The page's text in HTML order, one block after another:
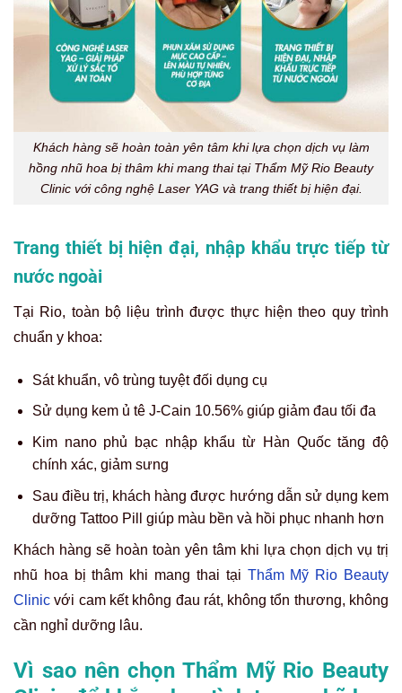
Khách hàng sẽ hoàn toàn yên tâm khi lựa chọn dịch vụ làm
hồng nhũ hoa bị thâm khi mang thai tại Thẩm Mỹ Rio Beauty
Clinic với công nghệ Laser YAG và trang thiết bị hiện đại.
Trang thiết bị hiện đại, nhập khẩu trực tiếp từ
nước ngoài
Tại Rio, toàn bộ liệu trình được thực hiện theo quy trình
chuẩn y khoa:
Sát khuẩn, vô trùng tuyệt đối dụng cụ
Sử dụng kem ủ tê J-Cain 10.56% giúp giảm đau tối đa
Kim nano phủ bạc nhập khẩu từ Hàn Quốc tăng độ
chính xác, giảm sưng
Sau điều trị, khách hàng được hướng dẫn sử dụng kem
dưỡng Tattoo Pill giúp màu bền và hồi phục nhanh hơn
Khách hàng sẽ hoàn toàn yên tâm khi lựa chọn dịch vụ trị
nhũ hoa bị thâm khi mang thai tại Thẩm Mỹ Rio Beauty
Clinic với cam kết không đau rát, không tổn thương, không
cần nghỉ dưỡng lâu.
Vì sao nên chọn Thẩm Mỹ Rio Beauty